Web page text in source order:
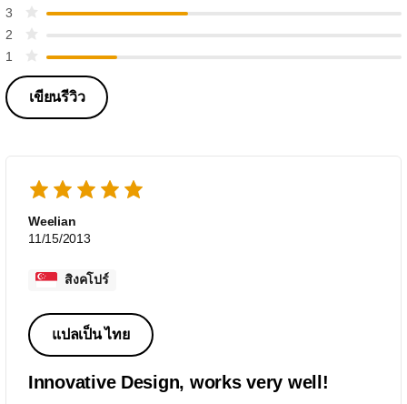
3
2
1
เขียนรีวิว
Weelian
11/15/2013
สิงคโปร์
แปลเป็น ไทย
Innovative Design, works very well!